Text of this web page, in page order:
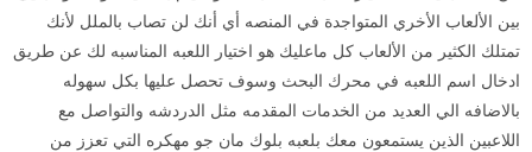
بين الألعاب الأخري المتواجدة في المنصه أي أنك لن تصاب بالملل لأنك
تمتلك الكثير من الألعاب كل ماعليك هو اختيار اللعبه المناسبه لك عن طريق
ادخال اسم اللعبه في محرك البحث وسوف تحصل عليها بكل سهوله
بالاضافه الي العديد من الخدمات المقدمه مثل الدردشه والتواصل مع
اللاعبين الذين يستمعون معك بلعبه بلوك مان جو مهكره التي تعزز من